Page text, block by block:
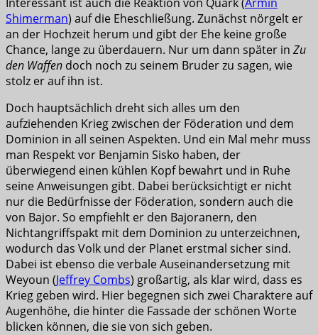
Shimerman) auf die Eheschließung. Zunächst nörgelt er
an der Hochzeit herum und gibt der Ehe keine große
Chance, lange zu überdauern. Nur um dann später in Zu
den Waffen doch noch zu seinem Bruder zu sagen, wie
stolz er auf ihn ist.
Doch hauptsächlich dreht sich alles um den
aufziehenden Krieg zwischen der Föderation und dem
Dominion in all seinen Aspekten. Und ein Mal mehr muss
man Respekt vor Benjamin Sisko haben, der
überwiegend einen kühlen Kopf bewahrt und in Ruhe
seine Anweisungen gibt. Dabei berücksichtigt er nicht
nur die Bedürfnisse der Föderation, sondern auch die
von Bajor. So empfiehlt er den Bajoranern, den
Nichtangriffspakt mit dem Dominion zu unterzeichnen,
wodurch das Volk und der Planet erstmal sicher sind.
Dabei ist ebenso die verbale Auseinandersetzung mit
Weyoun (Jeffrey Combs) großartig, als klar wird, dass es
Krieg geben wird. Hier begegnen sich zwei Charaktere auf
Augenhöhe, die hinter die Fassade der schönen Worte
blicken können, die sie von sich geben.